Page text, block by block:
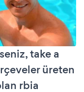
take a
üreten
rbia